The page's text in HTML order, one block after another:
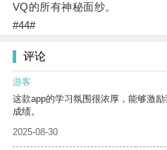
VQ的所有神秘面纱。
#44#
评论
游客
这款app的学习氛围很浓厚，能够激
成绩。
2025-08-30